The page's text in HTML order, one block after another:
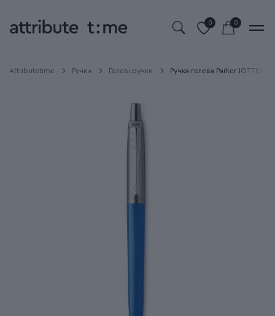
0 0
Attributetime Ручки Гелеві ручки Ручка гелева Parker JOTTER